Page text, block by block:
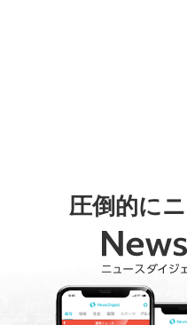
圧倒的に